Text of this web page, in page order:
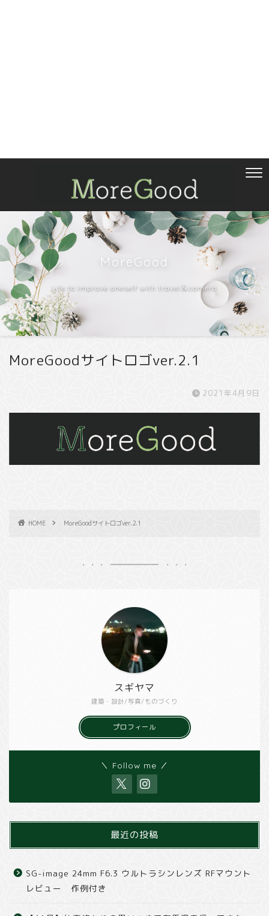
MoreGood
Life to improve oneself with travel＆camera
MoreGoodサイトロゴver.2.1
2021年4月9日
HOME MoreGoodサイトロゴver.2.1
建築・設計/写真/ものづくり
スギヤマ
プロフィール
＼ Follow me ／
最近の投稿
SG-image 24mm F6.3 ウルトラシンレンズ RFマウント
レビュー 作例付き